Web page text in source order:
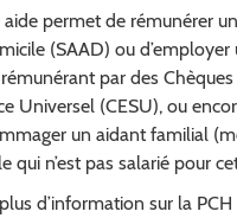
permet de rémunérer un
(SAAD) ou d’employer
par des
Universel (CESU), ou
un aidant familial
qui n’est pas salarié pour
d’information sur la